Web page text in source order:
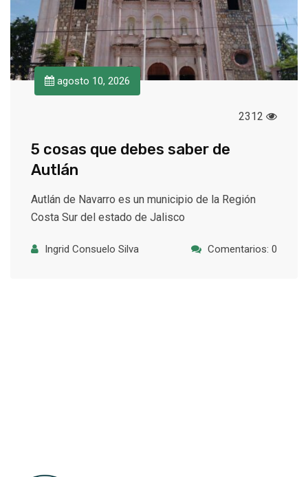
agosto 10, 2026
2312
5 cosas que debes saber de
Autlán
Autlán de Navarro es un municipio de la Región
Costa Sur del estado de Jalisco
Ingrid Consuelo Silva Comentarios: 0